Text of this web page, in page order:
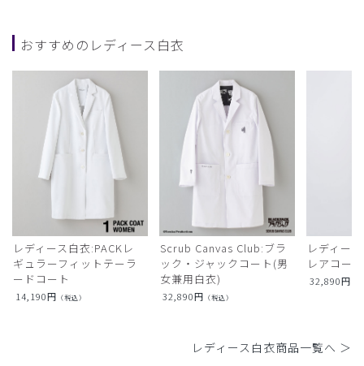
おすすめのレディース白衣
レディース白衣:PACKレ
ギュラーフィットテーラ
ードコート
14,190円 （税込）
Scrub Canvas Club:ブラ
ック・ジャックコート(男
女兼用白衣)
32,890円 （税込）
レディー
レアコート
32,890円
レディース白衣商品一覧へ ＞